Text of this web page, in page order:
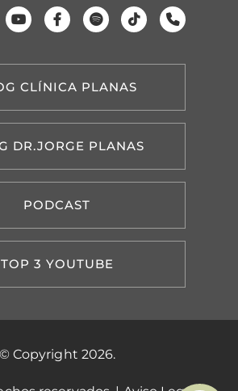
CLÍNICA PLANAS
DR.JORGE PLANAS
PODCAST
TOP 3 YOUTUBE
© Copyright 2026.